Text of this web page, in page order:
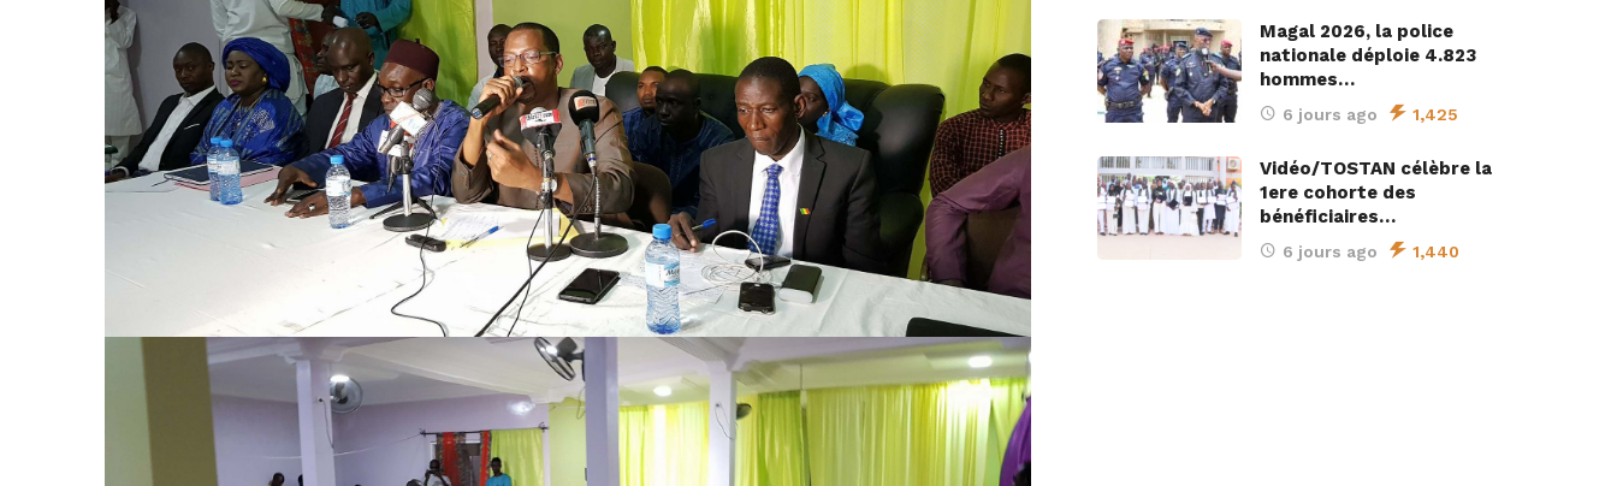
Magal 2026, la police
nationale déploie 4.823
hommes…
6 jours ago 1,425
Vidéo/TOSTAN célèbre la
1ere cohorte des
bénéficiaires…
6 jours ago 1,440